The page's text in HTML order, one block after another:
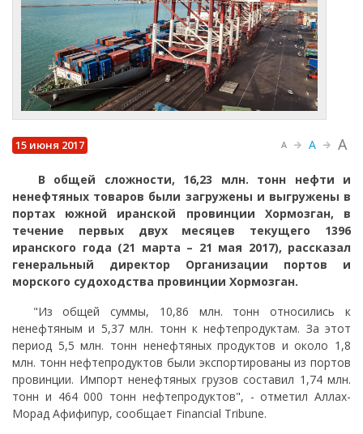
15 июня 2017 A A A
В общей сложности, 16,23 млн. тонн нефти и
ненефтяных товаров были загружены и выгружены в
портах южной иранской провинции Хормозган, в
течение первых двух месяцев текущего 1396
иранского года (21 марта – 21 мая 2017), рассказал
генеральный директор Организации портов и
морского судоходства провинции Хормозган.
"Из общей суммы, 10,86 млн. тонн относились к
ненефтяным и 5,37 млн. ​​тонн к нефтепродуктам. За этот
период 5,5 млн. тонн ненефтяных продуктов и около 1,8
млн. тонн нефтепродуктов были экспортированы из портов
провинции. Импорт ненефтяных грузов составил 1,74 млн.
тонн и 464 000 тонн нефтепродуктов", - отметил Аллах-
Морад Афифипур, сообщает Financial Tribune.